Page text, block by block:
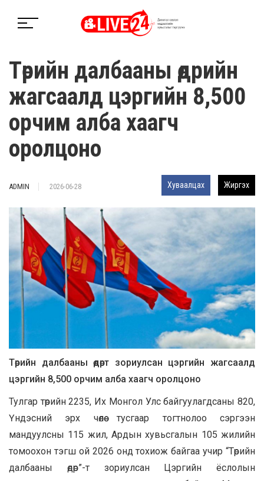
Төрийн далбааны өдрийн
жагсаалд цэргийн 8,500
орчим алба хаагч
оролцоно
ADMIN 2026-06-28 Хуваалцах Жиргэх
Төрийн далбааны өдөрт зориулсан цэргийн жагсаалд
цэргийн 8,500 орчим алба хаагч оролцоно
Тулгар төрийн 2235, Их Монгол Улс байгуулагдсаны 820,
Үндэсний эрх чөлөө тусгаар тогтнолоо сэргээн
мандуулсны 115 жил, Ардын хувьсгалын 105 жилийн
томоохон тэгш ой 2026 онд тохиож байгаа учир “Төрийн
далбааны өдөр”-т зориулсан Цэргийн ёслолын